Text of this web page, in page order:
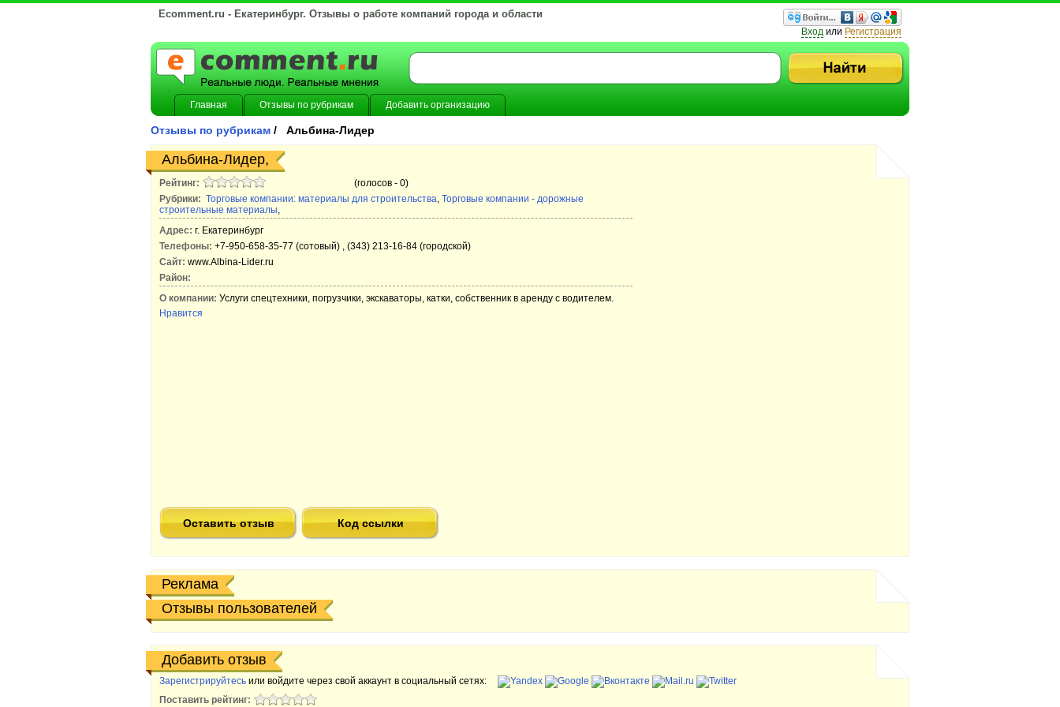
Ecomment.ru - Екатеринбург. Отзывы о работе компаний города и области
Вход или Регистрация
Главная Отзывы по рубрикам Добавить организацию
Отзывы по рубрикам / Альбина-Лидер
Альбина-Лидер,
Рейтинг: (голосов - 0)
Рубрики: Торговые компании: материалы для строительства, Торговые компании - дорожные
строительные материалы,
Адрес: г. Екатеринбург
Телефоны: +7-950-658-35-77 (сотовый) , (343) 213-16-84 (городской)
Сайт: www.Albina-Lider.ru
Район:
О компании: Услуги спецтехники, погрузчики, экскаваторы, катки, собственник в аренду с водителем.
Нравится
Оставить отзыв Код ссылки
Реклама
Отзывы пользователей
Добавить отзыв
Зарегистрируйтесь или войдите через свой аккаунт в социальный сетях:
Поставить рейтинг: